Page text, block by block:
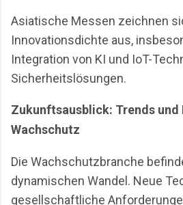
Asiatische Messen zeichnen
Innovationsdichte aus,
Integration von KI und IoT-
Sicherheitslösungen.
Zukunftsausblick: Trends und
Wachschutz
Die Wachschutzbranche
dynamischen Wandel. Neue
gesellschaftliche